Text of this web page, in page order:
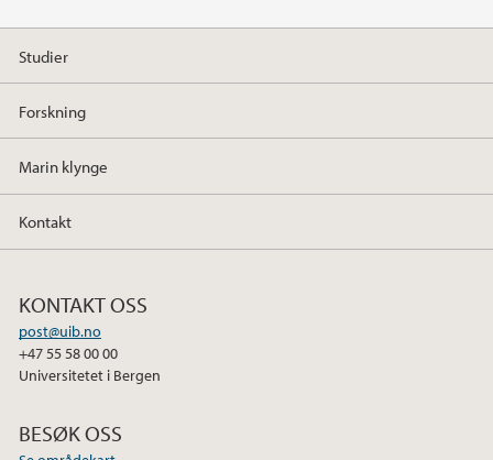
Studier
Forskning
Marin klynge
Kontakt
KONTAKT OSS
post@uib.no
+47 55 58 00 00
Universitetet i Bergen
BESØK OSS